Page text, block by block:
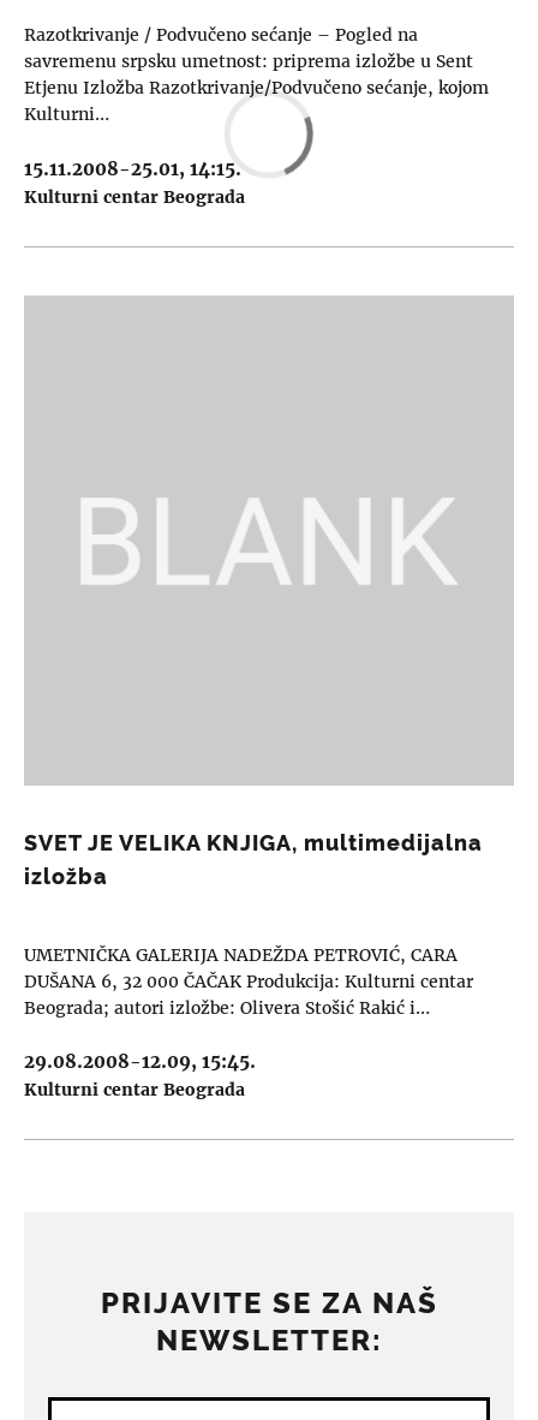
Razotkrivanje / Podvučeno sećanje – Pogled na
savremenu srpsku umetnost: priprema izložbe u Sent
Etjenu Izložba Razotkrivanje/Podvučeno sećanje, kojom
Kulturni…
15.11.2008-25.01, 14:15.
Kulturni centar Beograda
SVET JE VELIKA KNJIGA, multimedijalna
izložba
UMETNIČKA GALERIJA NADEŽDA PETROVIĆ, CARA
DUŠANA 6, 32 000 ČAČAK Produkcija: Kulturni centar
Beograda; autori izložbe: Olivera Stošić Rakić i…
29.08.2008-12.09, 15:45.
Kulturni centar Beograda
PRIJAVITE SE ZA NAŠ
NEWSLETTER: